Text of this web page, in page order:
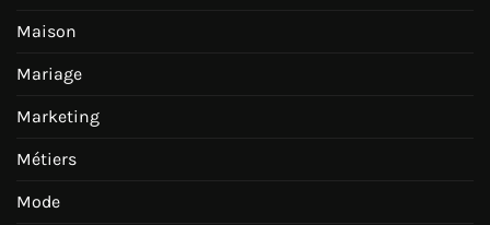
Maison
Mariage
Marketing
Métiers
Mode